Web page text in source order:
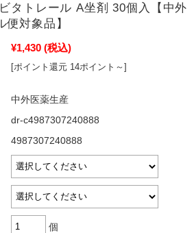
タトレール A坐剤 30個入【中外
対象品】
¥1,430 (税込)
[ポイント還元 14ポイント～]
中外医薬生産
dr-c4987307240888
4987307240888
個